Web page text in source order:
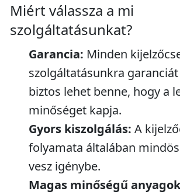
Miért válassza a mi
szolgáltatásunkat?
Garancia: Minden
szolgáltatásunkra
biztos lehet benne, hogy a
minőséget kapja.
Gyors kiszolgálás: A
folyamata általában
vesz igénybe.
Magas minőségű